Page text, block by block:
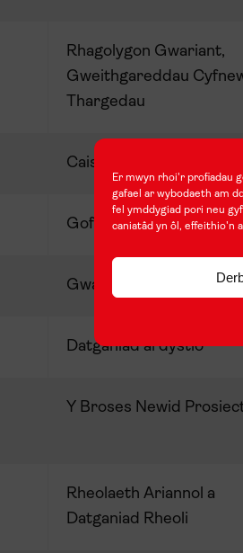
Er mwyn rhoi'r profiadau
gafael ar wybodaeth am
fel ymddygiad pori neu
caniatâd yn ôl, effeithio'n
Rhagolygon Gwariant,
Gweithgareddau
Thargedau
Cais am Arian
Gofynion Adrodd
Gwariant Cymwys
Datganiad ardystio
Y Broses Newid
Rheolaeth Ariannol a
Datganiad Rheoli